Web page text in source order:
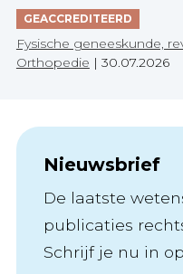
GEACCREDITEERD
Fysische geneeskunde,
Orthopedie | 30.07.2026
Nieuwsbrief
De laatste
publicaties
Schrijf je nu in